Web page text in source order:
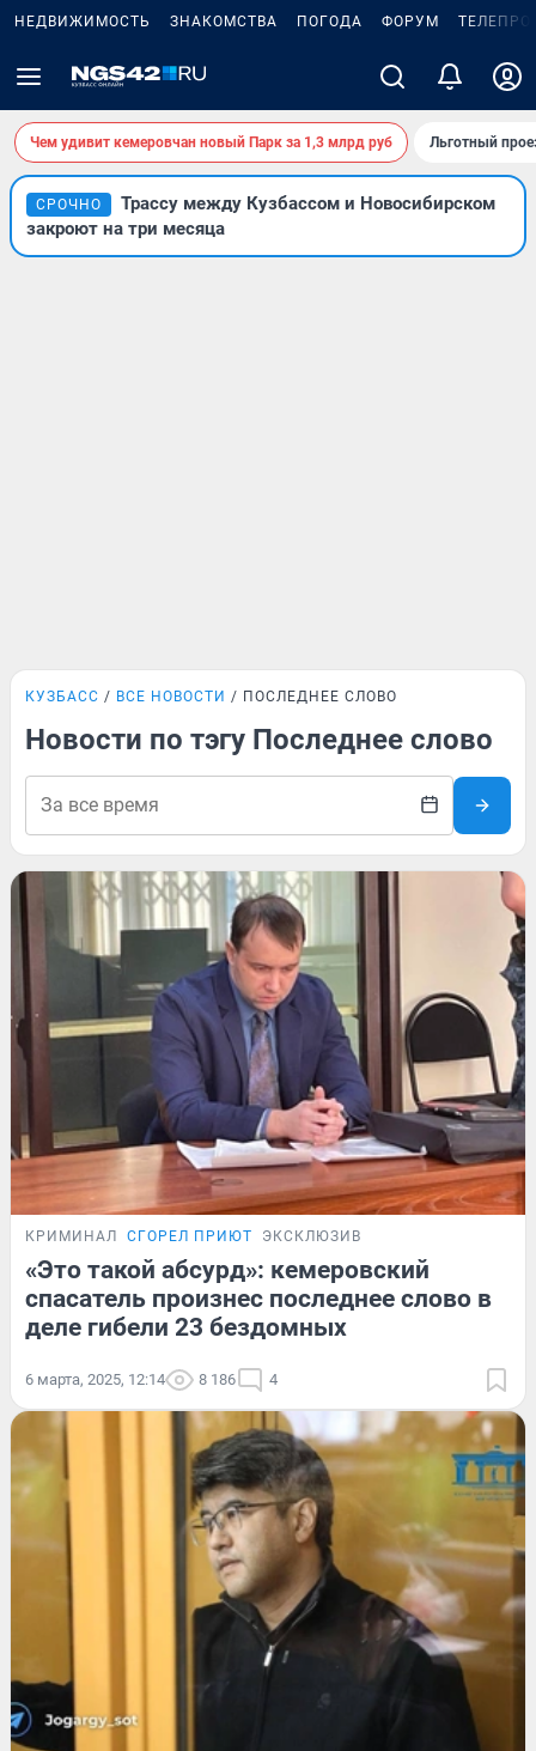
НЕДВИЖИМОСТЬ ЗНАКОМСТВА ПОГОДА ФОРУМ
Чем удивит кемеровчан новый Парк за 1,3 млрд руб Льготный
СРОЧНО
Трассу между Кузбассом и Новосибирском
закроют на три месяца
КУЗБАСС ВСЕ НОВОСТИ ПОСЛЕДНЕЕ СЛОВО
Новости по тэгу Последнее слово
КРИМИНАЛ СГОРЕЛ ПРИЮТ ЭКСКЛЮЗИВ
«Это такой абсурд»: кемеровский
спасатель произнес последнее слово в
деле гибели 23 бездомных
6 марта, 2025, 12:14 8 186 4